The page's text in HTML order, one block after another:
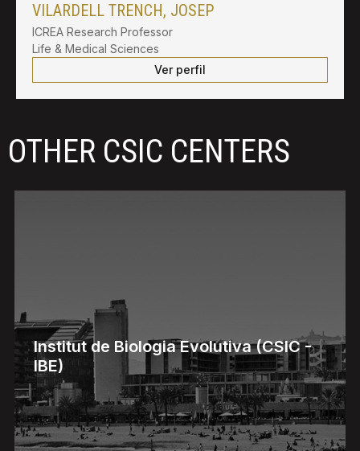
VILARDELL TRENCH, JOSEP
ICREA Research Professor
Life & Medical Sciences
Ver perfil
OTHER CSIC CENTERS
Institut de Biologia Evolutiva (CSIC -
IBE)